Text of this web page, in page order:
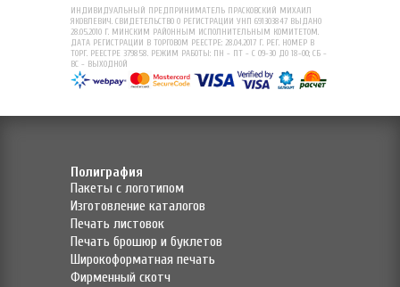
ИНДИВИДУАЛЬНЫЙ ПРЕДПРИНИМАТЕЛЬ ПРАСКОВСКИЙ МИХАИЛ
ЯКОВЛЕВИЧ. СВИДЕТЕЛЬСТВО О РЕГИСТРАЦИИ УНП 691303847 ВЫДАНО
28.05.2010 Г. МИНСКИМ РАЙОННЫМ ИСПОЛНИТЕЛЬНЫМ КОМИТЕТОМ.
ДАТА РЕГИСТРАЦИИ В ТОРГОВОМ РЕЕСТРЕ: 28.04.2017 Г. РЕГ. НОМЕР В
ТОРГ. РЕЕСТРЕ 379858. РЕЖИМ РАБОТЫ: ПН - ПТ - С 09-30 ДО 18-00; СБ -
ВС - ВЫХОДНОЙ
Полиграфия
Пакеты с логотипом
Изготовление каталогов
Печать листовок
Печать брошюр и буклетов
Широкоформатная печать
Фирменный скотч